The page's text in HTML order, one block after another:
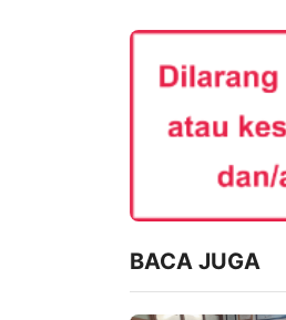
BACA JUGA